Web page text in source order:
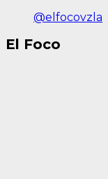
@elfocovzla
El Foco